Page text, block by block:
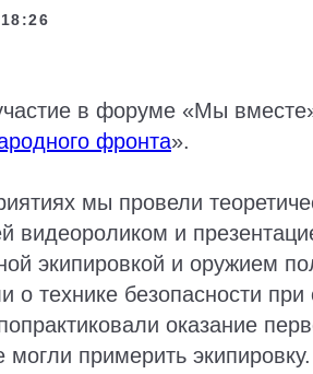
в форуме «Мы
фронта».
мы провели
видеороликом и
экипировкой и оружием
о технике безопасности
оказание
примерить экипировку.